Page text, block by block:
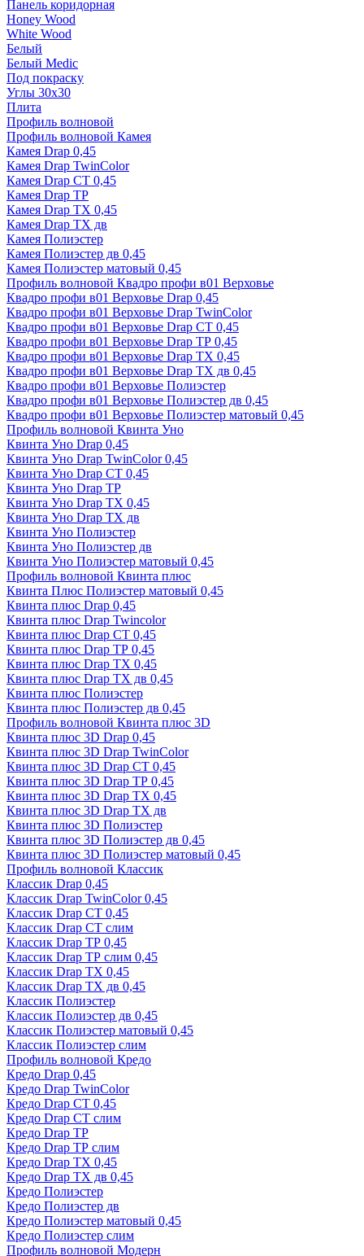
Панель коридорная
Honey Wood
White Wood
Белый
Белый Medic
Под покраску
Углы 30х30
Плита
Профиль волновой
Профиль волновой Камея
Камея Drap 0,45
Камея Drap TwinColor
Камея Drap СТ 0,45
Камея Drap ТР
Камея Drap ТХ 0,45
Камея Drap ТХ дв
Камея Полиэстер
Камея Полиэстер дв 0,45
Камея Полиэстер матовый 0,45
Профиль волновой Квадро профи в01 Верховье
Квадро профи в01 Верховье Drap 0,45
Квадро профи в01 Верховье Drap TwinColor
Квадро профи в01 Верховье Drap СТ 0,45
Квадро профи в01 Верховье Drap ТР 0,45
Квадро профи в01 Верховье Drap ТХ 0,45
Квадро профи в01 Верховье Drap ТХ дв 0,45
Квадро профи в01 Верховье Полиэстер
Квадро профи в01 Верховье Полиэстер дв 0,45
Квадро профи в01 Верховье Полиэстер матовый 0,45
Профиль волновой Квинта Уно
Квинта Уно Drap 0,45
Квинта Уно Drap TwinColor 0,45
Квинта Уно Drap СТ 0,45
Квинта Уно Drap ТР
Квинта Уно Drap ТХ 0,45
Квинта Уно Drap ТХ дв
Квинта Уно Полиэстер
Квинта Уно Полиэстер дв
Квинта Уно Полиэстер матовый 0,45
Профиль волновой Квинта плюс
Квинта Плюс Полиэстер матовый 0,45
Квинта плюс Drap 0,45
Квинта плюс Drap Twincolor
Квинта плюс Drap СТ 0,45
Квинта плюс Drap ТР 0,45
Квинта плюс Drap ТХ 0,45
Квинта плюс Drap ТХ дв 0,45
Квинта плюс Полиэстер
Квинта плюс Полиэстер дв 0,45
Профиль волновой Квинта плюс 3D
Квинта плюс 3D Drap 0,45
Квинта плюс 3D Drap TwinColor
Квинта плюс 3D Drap СТ 0,45
Квинта плюс 3D Drap ТР 0,45
Квинта плюс 3D Drap ТХ 0,45
Квинта плюс 3D Drap ТХ дв
Квинта плюс 3D Полиэстер
Квинта плюс 3D Полиэстер дв 0,45
Квинта плюс 3D Полиэстер матовый 0,45
Профиль волновой Классик
Классик Drap 0,45
Классик Drap TwinColor 0,45
Классик Drap СТ 0,45
Классик Drap СТ слим
Классик Drap ТР 0,45
Классик Drap ТР слим 0,45
Классик Drap ТХ 0,45
Классик Drap ТХ дв 0,45
Классик Полиэстер
Классик Полиэстер дв 0,45
Классик Полиэстер матовый 0,45
Классик Полиэстер слим
Профиль волновой Кредо
Кредо Drap 0,45
Кредо Drap TwinColor
Кредо Drap СТ 0,45
Кредо Drap СТ слим
Кредо Drap ТР
Кредо Drap ТР слим
Кредо Drap ТХ 0,45
Кредо Drap ТХ дв 0,45
Кредо Полиэстер
Кредо Полиэстер дв
Кредо Полиэстер матовый 0,45
Кредо Полиэстер слим
Профиль волновой Модерн